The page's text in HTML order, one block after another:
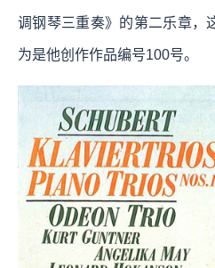
调钢琴三重奏》的第二乐章，
为是他创作作品编号100号。